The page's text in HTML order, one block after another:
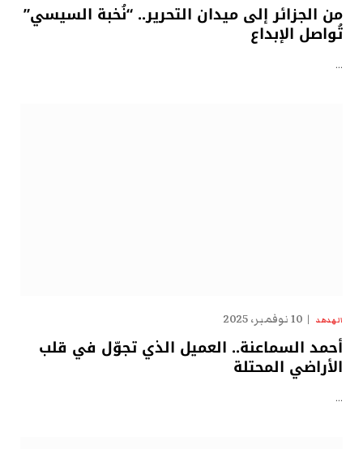
من الجزائر إلى ميدان التحرير.. “نُخبة السيسي”
تُواصل الإبداع
…
الهدهد 10 نوفمبر، 2025
أحمد السماعنة.. العميل الذي تجوّل في قلب
الأراضي المحتلة
…